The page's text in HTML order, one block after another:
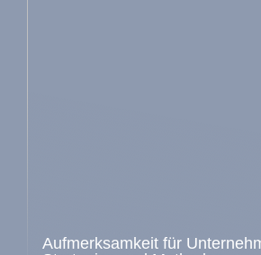
Aufmerksamkeit für